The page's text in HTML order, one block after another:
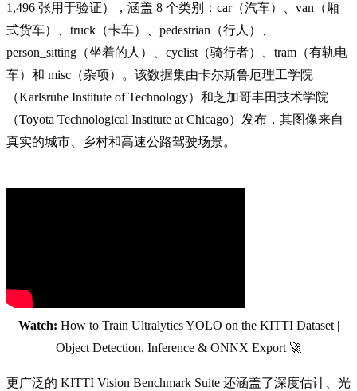
1,496 张用于验证），涵盖 8 个类别：car（汽车）、van（厢
式货车）、truck（卡车）、pedestrian（行人）、
person_sitting（坐着的人）、cyclist（骑行者）、tram（有轨电
车）和 misc（杂项）。该数据集由卡尔斯鲁厄理工学院
（Karlsruhe Institute of Technology）和芝加哥丰田技术学院
（Toyota Technological Institute at Chicago）发布，其图像来自
真实的城市、乡村和高速公路驾驶场景。
Watch: How to Train Ultralytics YOLO on the KITTI Dataset |
Object Detection, Inference & ONNX Export 🚀
更广泛的 KITTI Vision Benchmark Suite 还涵盖了深度估计、光